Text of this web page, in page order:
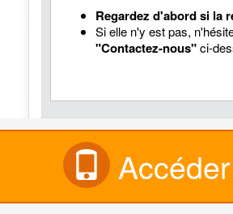
Regardez d'abord si la
Si elle n'y est pas,
"Contactez-nous"ci-